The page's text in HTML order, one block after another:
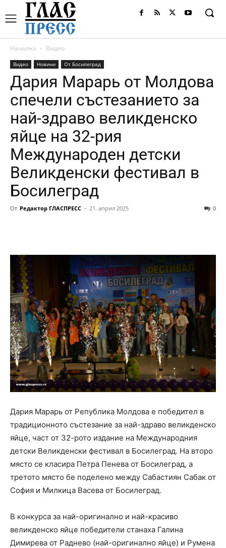
Начална Видео
Видео Новини От Босилеград
Дария Марарь от Молдова
спечели състезанието за
най-здраво великденско
яйце на 32-рия
Международен детски
Великденски фестивал в
Босилеград
От Редактор ГЛАСПРЕСС - 21. април 2025 0
Дария Марарь от Република Молдова е победител в
традиционното състезание за най-здраво великденско
яйце, част от 32-рото издание на Международния
детски Великденски фестивал в Босилеград. На второ
място се класира Петра Пенева от Босилеград, а
третото място бе поделено между Сабастиян Сабак от
София и Милкица Васева от Босилеград.
В конкурса за най-оригинално и най-красиво
великденско яйце победители станаха Галина
Димирева от Раднево (най-оригинално яйце) и Румена